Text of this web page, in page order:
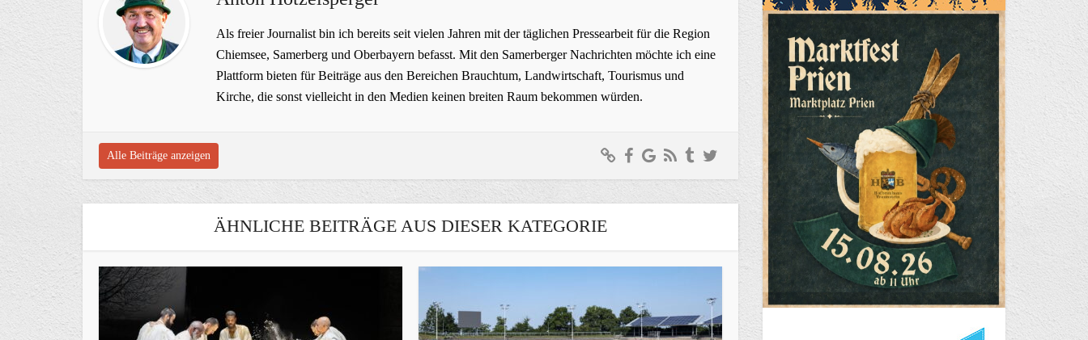
Als freier Journalist bin ich bereits seit vielen Jahren mit der täglichen Pressearbeit für die Region
Chiemsee, Samerberg und Oberbayern befasst. Mit den Samerberger Nachrichten möchte ich eine
Plattform bieten für Beiträge aus den Bereichen Brauchtum, Landwirtschaft, Tourismus und
Kirche, die sonst vielleicht in den Medien keinen breiten Raum bekommen würden.
Alle Beiträge anzeigen
ÄHNLICHE BEITRÄGE AUS DIESER KATEGORIE